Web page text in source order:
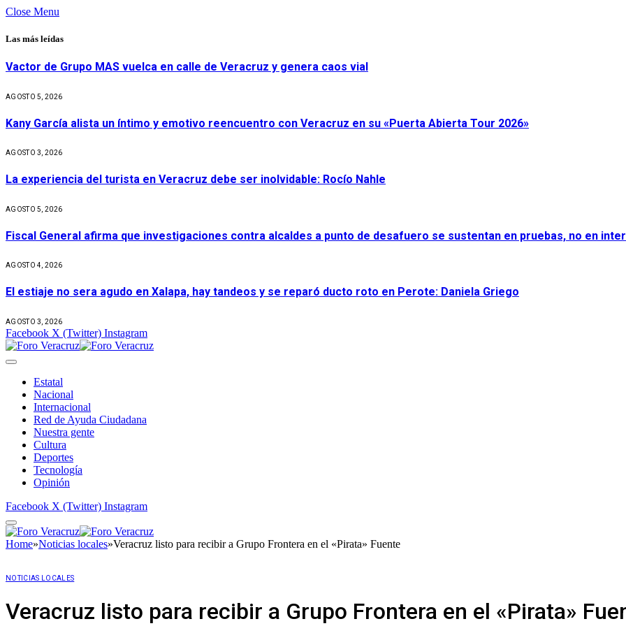
Close Menu
Las más leídas
Vactor de Grupo MAS vuelca en calle de Veracruz y genera caos vial
AGOSTO 5, 2026
Kany García alista un íntimo y emotivo reencuentro con Veracruz en su «Puerta Abierta Tour 2026»
AGOSTO 3, 2026
La experiencia del turista en Veracruz debe ser inolvidable: Rocío Nahle
AGOSTO 5, 2026
Fiscal General afirma que investigaciones contra alcaldes a punto de desafuero se sustentan en pruebas, no en
AGOSTO 4, 2026
El estiaje no sera agudo en Xalapa, hay tandeos y se reparó ducto roto en Perote: Daniela Griego
AGOSTO 3, 2026
Facebook X (Twitter) Instagram
Estatal
Nacional
Internacional
Red de Ayuda Ciudadana
Nuestra gente
Cultura
Deportes
Tecnología
Opinión
Facebook X (Twitter) Instagram
Home»Noticias locales»Veracruz listo para recibir a Grupo Frontera en el «Pirata» Fuente
NOTICIAS LOCALES
Veracruz listo para recibir a Grupo Frontera en el «Pirata»